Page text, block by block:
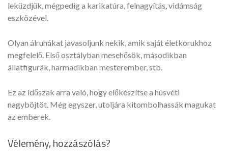
leküzdjük, mégpedig a karikatúra, felnagyítás, vidámság
eszközével.
Olyan álruhákat javasoljunk nekik, amik saját életkorukhoz
megfelelő. Első osztályban mesehősök, másodikban
állatfigurák, harmadikban mesterember, stb.
Ez az időszak arra való, hogy előkészítse a húsvéti
nagyböjtöt. Még egyszer, utoljára kitombolhassák magukat
az emberek.
Vélemény, hozzászólás?